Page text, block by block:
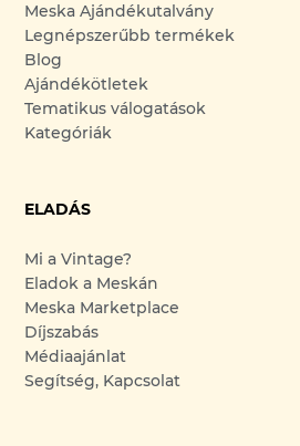
Meska Ajándékutalvány
Legnépszerűbb termékek
Blog
Ajándékötletek
Tematikus válogatások
Kategóriák
ELADÁS
Mi a Vintage?
Eladok a Meskán
Meska Marketplace
Díjszabás
Médiaajánlat
Segítség, Kapcsolat